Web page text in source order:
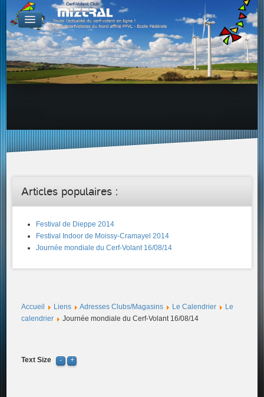
De par le monde
GALERIES
Galerie Photo
Galerie KAP
Galerie Vidéo
Proposer un lien sur votre site Web
Proposer un nouveau lien !
Articles populaires :
Festival de Dieppe 2014
Festival Indoor de Moissy-Cramayel 2014
Journée mondiale du Cerf-Volant 16/08/14
Accueil Liens Adresses Clubs/Magasins Le Calendrier
Le
calendrier
Journée mondiale du Cerf-Volant 16/08/14
Text Size